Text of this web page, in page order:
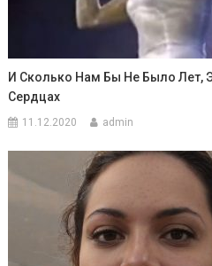
И Сколько Нам Бы Не Было Лет,
Сердцах
11.12.2020 admin